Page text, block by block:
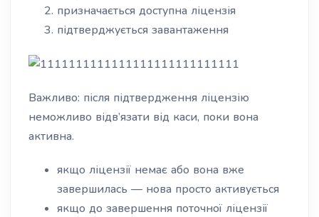
призначається доступна ліцензія
підтверджується завантаження
Важливо: після підтвердження ліцензію
неможливо відв’язати від каси, поки вона
активна.
якщо ліцензії немає або вона вже
завершилась — нова просто активується
якщо до завершення поточної ліцензії